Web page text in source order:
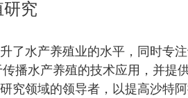
究
了水产养殖业的水平，同时专
播水产养殖的技术应用，并提
究领域的领导者，以提高沙特